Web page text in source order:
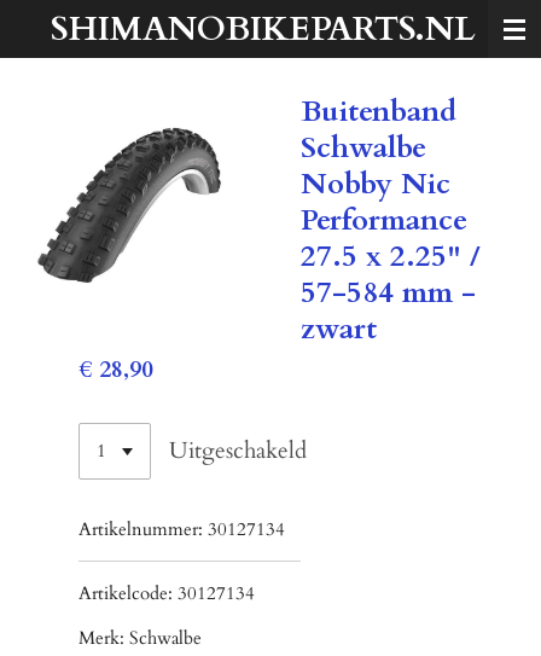
SHIMANOBIKEPARTS.NL
Buitenband
Schwalbe
Nobby Nic
Performance
27.5 x 2.25" /
57-584 mm -
zwart
€ 28,90
Uitgeschakeld
Artikelnummer: 30127134
Artikelcode: 30127134
Merk: Schwalbe